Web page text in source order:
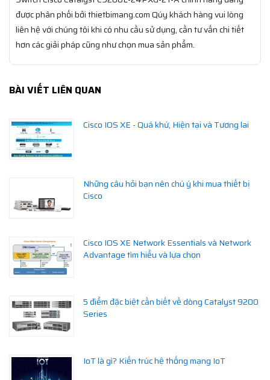
được phân phối bởi thietbimang.com Qúy khách hàng vui lòng
liên hệ với chúng tôi khi có nhu cầu sử dụng, cần tư vấn chi tiết
hơn các giải pháp cũng như chọn mua sản phẩm.
BÀI VIẾT LIÊN QUAN
Cisco IOS XE - Quá khứ, Hiện tại và Tương lai
Những câu hỏi bạn nên chú ý khi mua thiết bị
Cisco
Cisco IOS XE Network Essentials và Network
Advantage tìm hiểu và lựa chọn
5 điểm đặc biệt cần biết về dòng Catalyst 9200
Series
IoT là gì? Kiến trúc hệ thống mạng IoT